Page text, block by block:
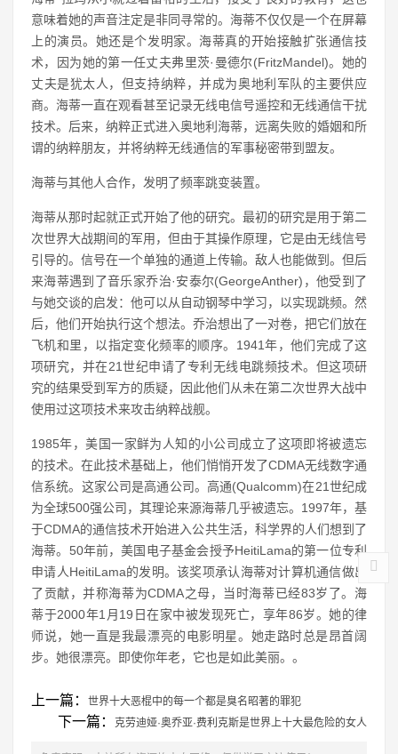
意味着她的声音注定是非同寻常的。海蒂不仅仅是一个在屏幕
上的演员。她还是个发明家。海蒂真的开始接触扩张通信技
术，因为她的第一任丈夫弗里茨·曼德尔(FritzMandel)。她的
丈夫是犹太人，但支持纳粹，并成为奥地利军队的主要供应
商。海蒂一直在观看甚至记录无线电信号遥控和无线通信干扰
技术。后来，纳粹正式进入奥地利海蒂，远离失败的婚姻和所
谓的纳粹朋友，并将纳粹无线通信的军事秘密带到盟友。
海蒂与其他人合作，发明了频率跳变装置。
海蒂从那时起就正式开始了他的研究。最初的研究是用于第二
次世界大战期间的军用，但由于其操作原理，它是由无线信号
引导的。信号在一个单独的通道上传输。敌人也能做到。但后
来海蒂遇到了音乐家乔治·安泰尔(GeorgeAnther)，他受到了
与她交谈的启发：他可以从自动钢琴中学习，以实现跳频。然
后，他们开始执行这个想法。乔治想出了一对卷，把它们放在
飞机和里，以指定变化频率的顺序。1941年，他们完成了这
项研究，并在21世纪申请了专利无线电跳频技术。但这项研
究的结果受到军方的质疑，因此他们从未在第二次世界大战中
使用过这项技术来攻击纳粹战舰。
1985年，美国一家鲜为人知的小公司成立了这项即将被遗忘
的技术。在此技术基础上，他们悄悄开发了CDMA无线数字通
信系统。这家公司是高通公司。高通(Qualcomm)在21世纪成
为全球500强公司，其理论来源海蒂几乎被遗忘。1997年，基
于CDMA的通信技术开始进入公共生活，科学界的人们想到了
海蒂。50年前，美国电子基金会授予HeitiLama的第一位专利
申请人HeitiLama的发明。该奖项承认海蒂对计算机通信做出
了贡献，并称海蒂为CDMA之母，当时海蒂已经83岁了。海
蒂于2000年1月19日在家中被发现死亡，享年86岁。她的律
师说，她一直是我最漂亮的电影明星。她走路时总是昂首阔
步。她很漂亮。即使你年老，它也是如此美丽。。
上一篇： 世界十大恶棍中的每一个都是臭名昭著的罪犯
下一篇： 克劳迪娅·奥乔亚·费利克斯是世界上十大最危险的女人